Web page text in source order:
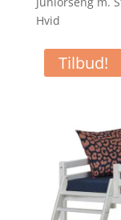
Hvid
Tilbud!